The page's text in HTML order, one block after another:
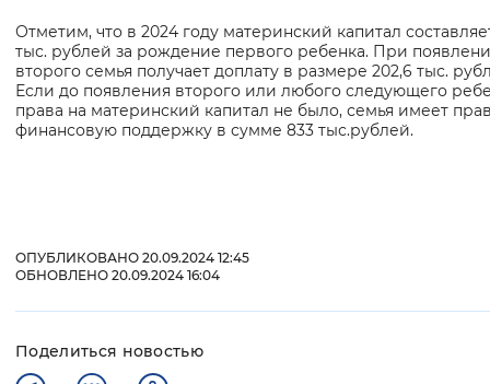
Отметим, что в 2024 году материнский капитал
тыс. рублей за рождение первого ребенка. При
второго семья получает доплату в размере 202,6 тыс.
Если до появления второго или любого следующего
права на материнский капитал не было, семья имеет
финансовую поддержку в сумме 833 тыс.рублей.
ОПУБЛИКОВАНО 20.09.2024 12:45
ОБНОВЛЕНО 20.09.2024 16:04
Поделиться новостью